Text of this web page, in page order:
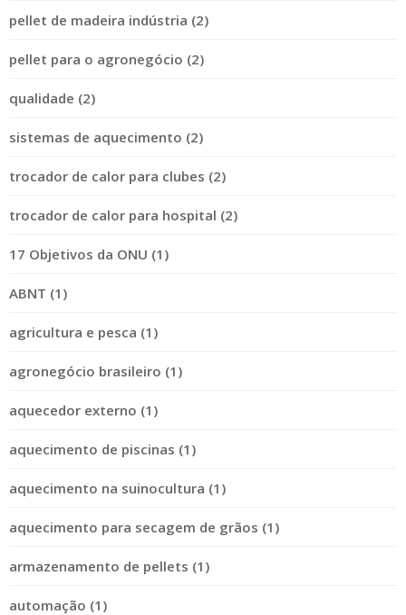
pellet de madeira indústria (2)
pellet para o agronegócio (2)
qualidade (2)
sistemas de aquecimento (2)
trocador de calor para clubes (2)
trocador de calor para hospital (2)
17 Objetivos da ONU (1)
ABNT (1)
agricultura e pesca (1)
agronegócio brasileiro (1)
aquecedor externo (1)
aquecimento de piscinas (1)
aquecimento na suinocultura (1)
aquecimento para secagem de grãos (1)
armazenamento de pellets (1)
automação (1)